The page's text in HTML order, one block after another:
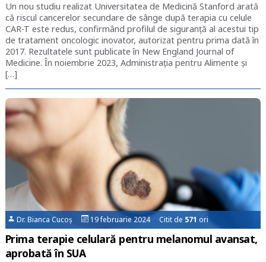
Un nou studiu realizat Universitatea de Medicină Stanford arată
că riscul cancerelor secundare de sânge după terapia cu celule
CAR-T este redus, confirmând profilul de siguranță al acestui tip
de tratament oncologic inovator, autorizat pentru prima dată în
2017. Rezultatele sunt publicate în New England Journal of
Medicine. În noiembrie 2023, Administrația pentru Alimente și
[…]
Dr. Bianca Cucoș 19 februarie 2024 Citit de 571 ori
Prima terapie celulară pentru melanomul avansat,
aprobată în SUA